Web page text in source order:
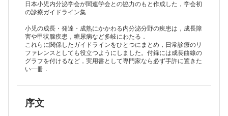
日本小児内分泌学会が関連学会との協力のもと作成した，学会初
の診療ガイドライン集
小児の成長・発達・成熟にかかわる内分泌分野の疾患は，成長障
害や甲状腺疾患，糖尿病など多岐にわたる．
これらに関係したガイドラインをひとつにまとめ，日常診療のリ
ファレンスとしても役立つようにしました。付録には成長曲線の
グラフを付けるなど，実用書として専門家なら必ず手許に置きた
い一冊．
序文